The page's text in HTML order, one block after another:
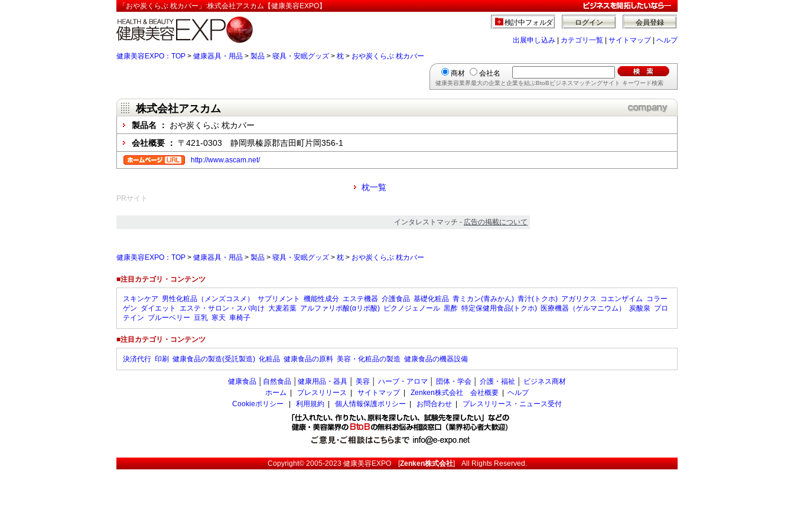
「おや炭くらぶ 枕カバー」:株式会社アスカム【健康美容EXPO】
会員登録
ログイン
検討中フォルダ
出展申し込み カテゴリ一覧 サイトマップ| ヘルプ
健康美容EXPO：TOP > 健康器具・用品 > 製品 > 寝具・安眠グッズ > 枕 > おや炭くらぶ 枕カバー
商材 会社名
健康美容業界最大の企業と企業を結ぶBtoBビジネスマッチングサイト キーワード検索
株式会社アスカム
製品名 ： おや炭くらぶ 枕カバー
会社概要 ： 〒421-0303 静岡県榛原郡吉田町片岡356-1
http://www.ascam.net/
枕一覧
PRサイト
インタレストマッチ - 広告の掲載について
健康美容EXPO：TOP > 健康器具・用品 > 製品 > 寝具・安眠グッズ > 枕 > おや炭くらぶ 枕カバー
■注目カテゴリ・コンテンツ
スキンケア 男性化粧品（メンズコスメ） サプリメント 機能性成分 エステ機器 介護食品 基礎化粧品 青ミカン(青みかん) 青汁(トクホ) アガリクス コエンザイム コラー
ゲン ダイエット エステ・サロン・スパ向け 大麦若葉 アルファリポ酸(αリポ酸) ピクノジェノール 黒酢 特定保健用食品(トクホ) 医療機器（ゲルマニウム） 炭酸泉 プロ
テイン ブルーベリー 豆乳 寒天 車椅子
■注目カテゴリ・コンテンツ
決済代行 印刷 健康食品の製造(受託製造) 化粧品 健康食品の原料 美容・化粧品の製造 健康食品の機器設備
健康食品 自然食品 健康用品・器具 美容 ハーブ・アロマ 団体・学会 介護・福祉
ビジネス商材
ホーム
プレスリリース サイトマップ| Zenken株式会社 会社概要
ヘルプ
Cookieポリシー
利用規約 個人情報保護ポリシー お問合わせ プレスリリース・ニュース受付
Copyright© 2005-2023健康美容EXPO[Zenken株式会社] All Rights Reserved.